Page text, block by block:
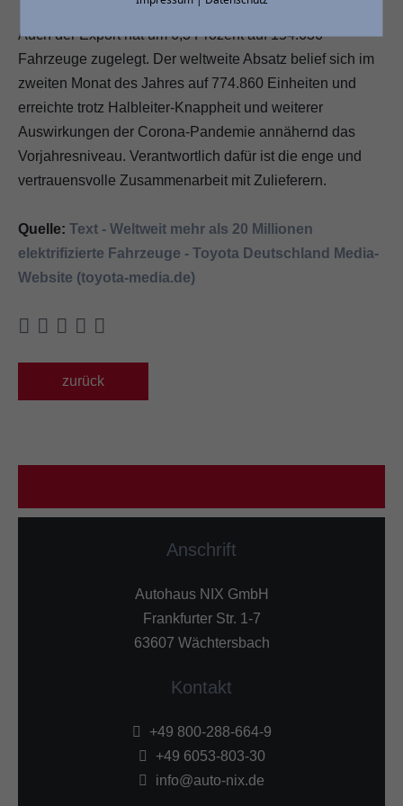
Auch der Export hat um 6,3 Prozent auf 154.636
Fahrzeuge zugelegt. Der weltweite Absatz belief sich im
zweiten Monat des Jahres auf 774.860 Einheiten und
erreichte trotz Halbleiter-Knappheit und weiterer
Auswirkungen der Corona-Pandemie annähernd das
Vorjahresniveau. Verantwortlich dafür ist die enge und
vertrauensvolle Zusammenarbeit mit Zulieferern.
Quelle: Text - Weltweit mehr als 20 Millionen
elektrifizierte Fahrzeuge - Toyota Deutschland Media-
Website (toyota-media.de)
zurück
Anschrift
Autohaus NIX GmbH
Frankfurter Str. 1-7
63607 Wächtersbach
Kontakt
+49 800-288-664-9
+49 6053-803-30
info@auto-nix.de